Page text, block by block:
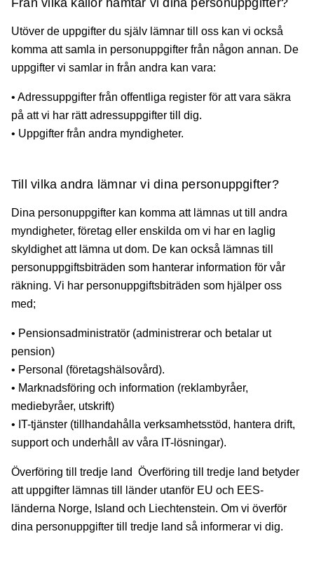
Utöver de uppgifter du själv lämnar till oss kan vi också
komma att samla in personuppgifter från någon annan. De
uppgifter vi samlar in från andra kan vara:
• Adressuppgifter från offentliga register för att vara säkra
på att vi har rätt adressuppgifter till dig.
• Uppgifter från andra myndigheter.
Till vilka andra lämnar vi dina personuppgifter?
Dina personuppgifter kan komma att lämnas ut till andra
myndigheter, företag eller enskilda om vi har en laglig
skyldighet att lämna ut dom. De kan också lämnas till
personuppgiftsbiträden som hanterar information för vår
räkning. Vi har personuppgiftsbiträden som hjälper oss
med;
• Pensionsadministratör (administrerar och betalar ut
pension)
• Personal (företagshälsovård).
• Marknadsföring och information (reklambyråer,
mediebyråer, utskrift)
• IT-tjänster (tillhandahålla verksamhetsstöd, hantera drift,
support och underhåll av våra IT-lösningar).
Överföring till tredje land Överföring till tredje land betyder
att uppgifter lämnas till länder utanför EU och EES-
länderna Norge, Island och Liechtenstein. Om vi överför
dina personuppgifter till tredje land så informerar vi dig.